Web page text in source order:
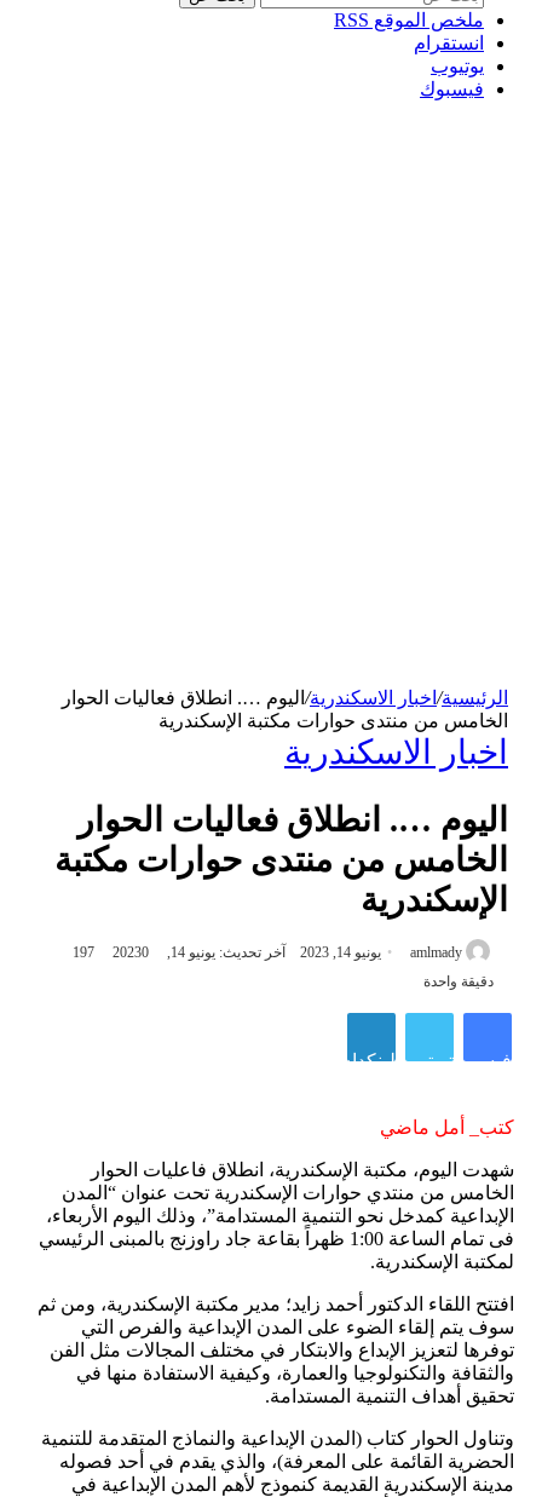
ملخص الموقع RSS
انستقرام
يوتيوب
فيسبوك
الرئيسية/ اخبار الاسكندرية/ اليوم …. انطلاق فعاليات الحوار
الخامس من منتدى حوارات مكتبة الإسكندرية
اخبار الاسكندرية
اليوم …. انطلاق فعاليات الحوار
الخامس من منتدى حوارات مكتبة
الإسكندرية
amlmady يونيو 14, 2023 آخر تحديث: يونيو 14, 2023 0
دقيقة واحدة
فيسبوكتويتر لينكدإن
كتب_ أمل ماضي
شهدت اليوم، مكتبة الإسكندرية، انطلاق فاعليات الحوار
الخامس من منتدي حوارات الإسكندرية تحت عنوان “المدن
الإبداعية كمدخل نحو التنمية المستدامة”، وذلك اليوم الأربعاء،
فى تمام الساعة 1:00 ظهراً بقاعة جاد راوزنج بالمبنى الرئيسي
لمكتبة الإسكندرية.
افتتح اللقاء الدكتور أحمد زايد؛ مدير مكتبة الإسكندرية، ومن ثم
سوف يتم إلقاء الضوء على المدن الإبداعية والفرص التي
توفرها لتعزيز الإبداع والابتكار في مختلف المجالات مثل الفن
والثقافة والتكنولوجيا والعمارة، وكيفية الاستفادة منها في
تحقيق أهداف التنمية المستدامة.
وتناول الحوار كتاب (المدن الإبداعية والنماذج المتقدمة للتنمية
الحضرية القائمة على المعرفة)، والذي يقدم في أحد فصوله
مدينة الإسكندرية القديمة كنموذج لأهم المدن الإبداعية في